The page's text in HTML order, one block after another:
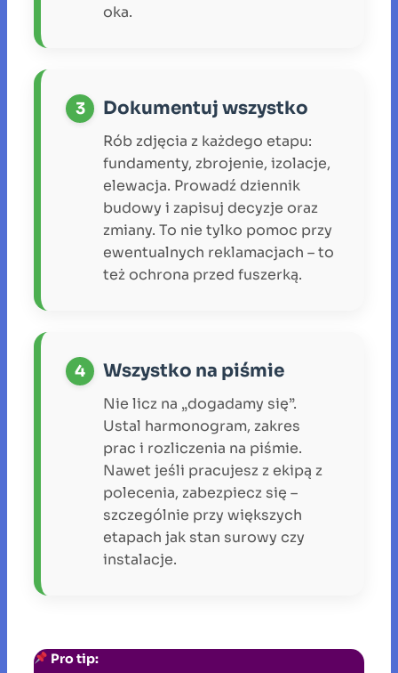
oka.
Dokumentuj wszystko
Rób zdjęcia z każdego etapu:
fundamenty, zbrojenie, izolacje,
elewacja. Prowadź dziennik
budowy i zapisuj decyzje oraz
zmiany. To nie tylko pomoc przy
ewentualnych reklamacjach – to
też ochrona przed fuszerką.
Wszystko na piśmie
Nie licz na „dogadamy się”.
Ustal harmonogram, zakres
prac i rozliczenia na piśmie.
Nawet jeśli pracujesz z ekipą z
polecenia, zabezpiecz się –
szczególnie przy większych
etapach jak stan surowy czy
instalacje.
Pro tip: